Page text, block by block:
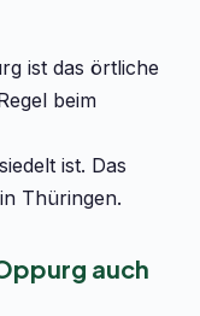
ist das örtliche
beim
ist. Das
Thüringen.
auch